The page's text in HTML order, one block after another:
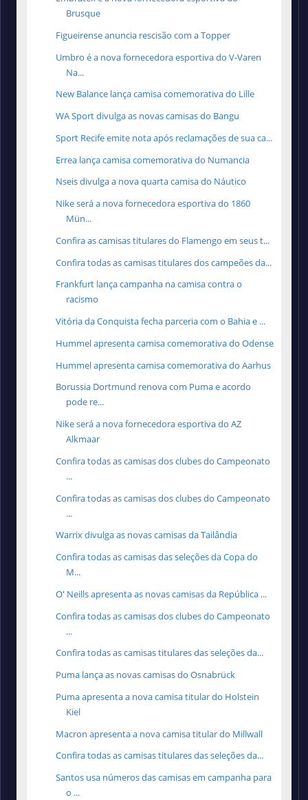
Brusque
Figueirense anuncia rescisão com a Topper
Umbro é a nova fornecedora esportiva do V-Varen
Na...
New Balance lança camisa comemorativa do Lille
WA Sport divulga as novas camisas do Bangu
Sport Recife emite nota após reclamações de sua ca...
Errea lança camisa comemorativa do Numancia
Nseis divulga a nova quarta camisa do Náutico
Nike será a nova fornecedora esportiva do 1860
Mün...
Confira as camisas titulares do Flamengo em seus t...
Confira todas as camisas titulares dos campeões da...
Frankfurt lança campanha na camisa contra o
racismo
Vitória da Conquista fecha parceria com o Bahia e ...
Hummel apresenta camisa comemorativa do Odense
Hummel apresenta camisa comemorativa do Aarhus
Borussia Dortmund renova com Puma e acordo
pode re...
Nike será a nova fornecedora esportiva do AZ
Alkmaar
Confira todas as camisas dos clubes do Campeonato
...
Confira todas as camisas dos clubes do Campeonato
...
Warrix divulga as novas camisas da Tailândia
Confira todas as camisas das seleções da Copa do
M...
O' Neills apresenta as novas camisas da República ...
Confira todas as camisas dos clubes do Campeonato
...
Confira todas as camisas titulares das seleções da...
Puma lança as novas camisas do Osnabrück
Puma apresenta a nova camisa titular do Holstein
Kiel
Macron apresenta a nova camisa titular do Millwall
Confira todas as camisas titulares das seleções da...
Santos usa números das camisas em campanha para
o ...